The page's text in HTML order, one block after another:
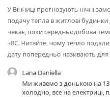
У Вінниці прогнозують нічні
подачу тепла в житлові
чекає, поки середньодобова
+8C. Читайте, чому тепло
дату попередньо називають
Lana Daniella
Ми живемо з донькою на 13
холодно, все на електриці,